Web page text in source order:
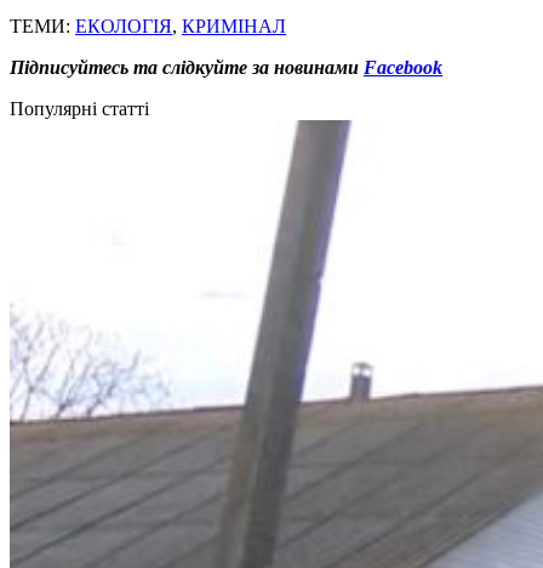
ТЕМИ: ЕКОЛОГІЯ, КРИМІНАЛ
Підписуйтесь та слідкуйте за новинами Facebook
Популярні статті